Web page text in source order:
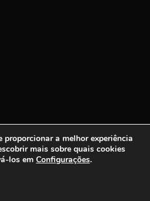
a melhor experiência
mais sobre quais cookies
los em Configurações.